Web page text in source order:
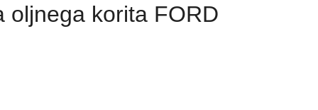
oljnega korita FORD